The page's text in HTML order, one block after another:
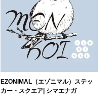
EZONIMAL（エゾニマル）ステッ
カー・スクエア| シマエナガ